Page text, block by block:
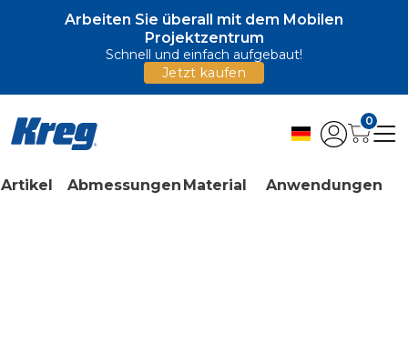
Arbeiten Sie überall mit dem Mobilen
Projektzentrum
Schnell und einfach aufgebaut!
Jetzt kaufen
0
Artikel Abmessungen Material Anwendungen